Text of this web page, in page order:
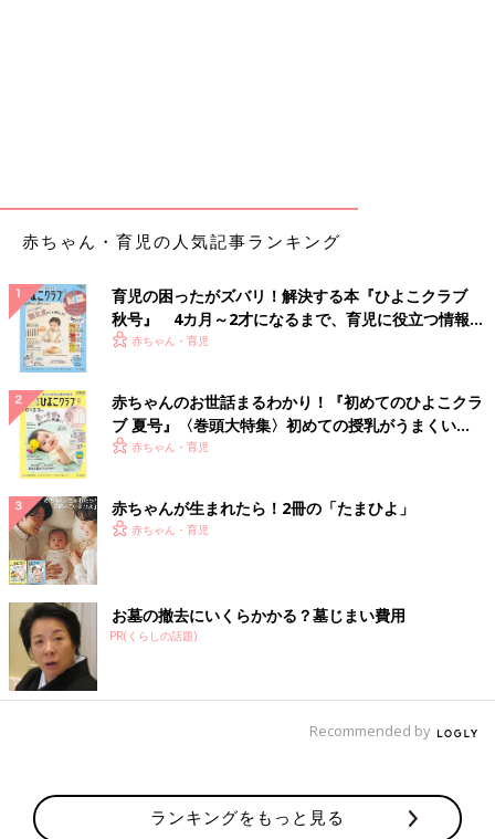
赤ちゃん・育児の人気記事ランキング
育児の困ったがズバリ！解決する本『ひよこクラブ
秋号』 4カ月～2才になるまで、育児に役立つ情報が
いっぱい！
赤ちゃん・育児
赤ちゃんのお世話まるわかり！『初めてのひよこクラ
ブ 夏号』〈巻頭大特集〉初めての授乳がうまくい
く！ おっぱい・ミルクの基本と夏のトラブル 解決テ
赤ちゃん・育児
赤ちゃんが生まれたら！2冊の「たまひよ」
赤ちゃん・育児
お墓の撤去にいくらかかる？墓じまい費用
PR(くらしの話題)
Recommended by
ランキングをもっと見る